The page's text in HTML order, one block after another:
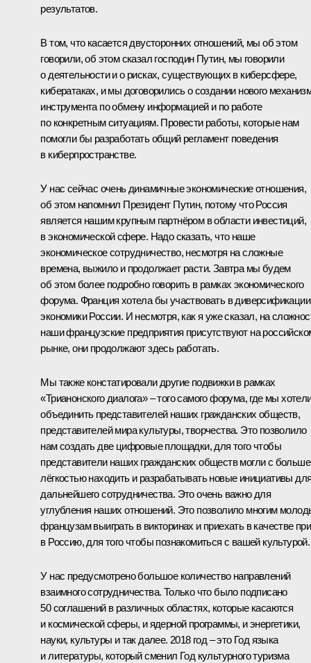
результатов.
В том, что касается двусторонних отношений, мы об этом
говорили, об этом сказал господин Путин, мы говорили
о деятельности и о рисках, существующих в киберсфере,
кибератаках, и мы договорились о создании нового
инструмента по обмену информацией и по работе
по конкретным ситуациям. Провести работы, которые нам
помогли бы разработать общий регламент поведения
в киберпространстве.
У нас сейчас очень динамичные экономические отношения,
об этом напомнил Президент Путин, потому что Россия
является нашим крупным партнёром в области инвестиций,
в экономической сфере. Надо сказать, что наше
экономическое сотрудничество, несмотря на сложные
времена, выжило и продолжает расти. Завтра мы будем
об этом более подробно говорить в рамках экономического
форума. Франция хотела бы участвовать в диверсификации
экономики России. И несмотря, как я уже сказал, на
наши французские предприятия присутствуют на
рынке, они продолжают здесь работать.
Мы также констатировали другие подвижки в рамках
«Трианонского диалога» – того самого форума, где мы
объединить представителей наших гражданских обществ,
представителей мира культуры, творчества. Это позволило
нам создать две цифровые площадки, для того чтобы
представители наших гражданских обществ могли с
лёгкостью находить и разрабатывать новые инициативы
дальнейшего сотрудничества. Это очень важно для
углубления наших отношений. Это позволило многим
французам выиграть в викторинах и приехать в качестве
в Россию, для того чтобы познакомиться с вашей культурой.
У нас предусмотрено большое количество направлений
взаимного сотрудничества. Только что было подписано
50 соглашений в различных областях, которые касаются
и космической сферы, и ядерной программы, и энергетики,
науки, культуры и так далее. 2018 год – это Год языка
и литературы, который сменил Год культурного туризма